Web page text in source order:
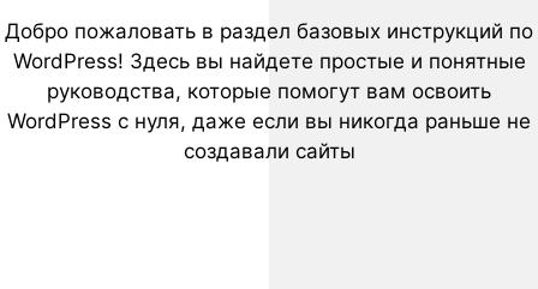
Добро пожаловать в раздел базовых инструкций по
WordPress! Здесь вы найдете простые и понятные
руководства, которые помогут вам освоить
WordPress с нуля, даже если вы никогда раньше не
создавали сайты